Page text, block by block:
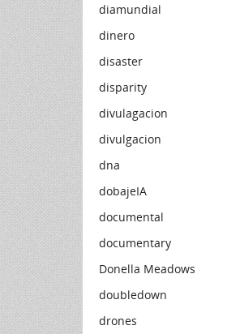
diamundial
dinero
disaster
disparity
divulagacion
divulgacion
dna
dobajeIA
documental
documentary
Donella Meadows
doubledown
drones